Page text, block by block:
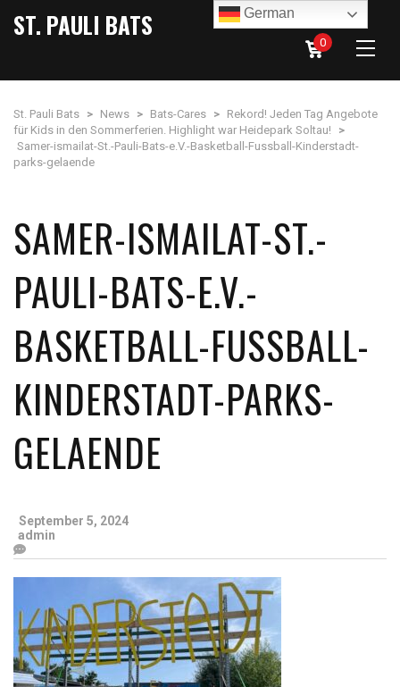
ST. PAULI BATS
0
St. Pauli Bats > News > Bats-Cares > Rekord! Jeden Tag Angebote
für Kids in den Sommerferien. Highlight war Heidepark Soltau!
>
Samer-ismailat-St.-Pauli-Bats-e.V.-Basketball-Fussball-Kinderstadt-
parks-gelaende
SAMER-ISMAILAT-ST.-
PAULI-BATS-E.V.-
BASKETBALL-FUSSBALL-
KINDERSTADT-PARKS-
GELAENDE
September 5, 2024
admin
German